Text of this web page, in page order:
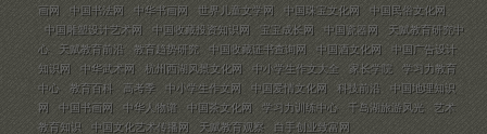
画网
中国书法网 中华书画网 世界儿童文学网 中国珠宝文化网
中国民俗文化网
中国雕塑设计艺术网
中国收藏投资知识网 宝宝成长网 中国瓷器网
天赋教育研究中
心
天赋教育前沿 教育趋势研究 中国收藏证书查询网 中国酒文化网
中国广告设计
知识网
中华武术网 杭州西湖风景文化网 中小学生作文大全 家长学院
学习力教育
中心
教育百科 高考季 中小学生作文网 中国爱情文化网 科技前沿
中国地理知识
网
中国书画网 中华人物谱 中国茶文化网 学习力训练中心 千岛湖旅游风光
艺术
教育知识
中国文化艺术传播网 天赋教育观察 白手创业致富网